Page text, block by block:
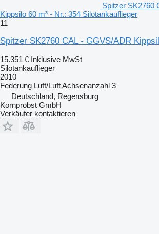
Spitzer SK2760
Kippsilo 60 m³ - Nr.: 354 Silotankauflieger
11
Spitzer SK2760 CAL - GGVS/ADR
15.351 € Inklusive MwSt
Silotankauflieger
2010
Federung Luft/LuftAchsenanzahl 3
Deutschland, Regensburg
Kornprobst GmbH
Verkäufer kontaktieren